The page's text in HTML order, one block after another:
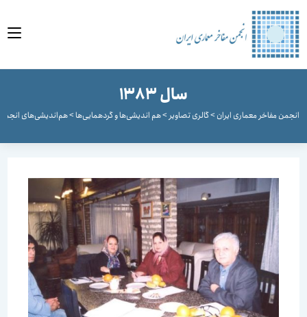
سال 1383
مفاخر معماری ایران>گالری تصاویر>هم اندیشی‌ها و گردهمایی‌ها>هم‌اندیشی‌های انجمن